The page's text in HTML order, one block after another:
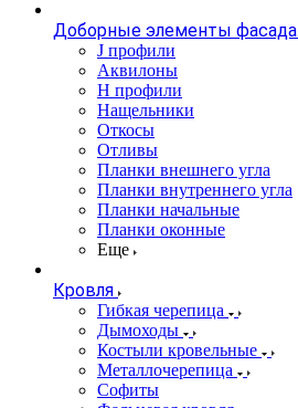
Доборные элементы фасада
J профили
Аквилоны
Н профили
Нащельники
Откосы
Отливы
Планки внешнего угла
Планки внутреннего угла
Планки начальные
Планки оконные
Еще
Кровля
Гибкая черепица
Дымоходы
Костыли кровельные
Металлочерепица
Софиты